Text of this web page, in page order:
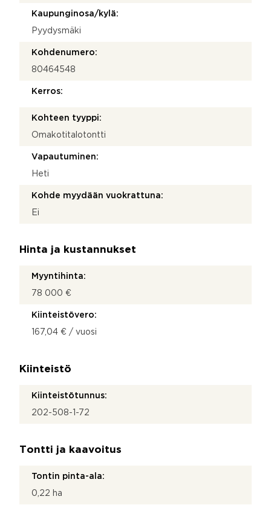
Kaupunginosa/kylä:
Pyydysmäki
Kohdenumero:
80464548
Kerros:
Kohteen tyyppi:
Omakotitalotontti
Vapautuminen:
Heti
Kohde myydään vuokrattuna:
Ei
Hinta ja kustannukset
Myyntihinta:
78 000 €
Kiinteistövero:
167,04 € / vuosi
Kiinteistö
Kiinteistötunnus:
202-508-1-72
Tontti ja kaavoitus
Tontin pinta-ala:
0,22 ha